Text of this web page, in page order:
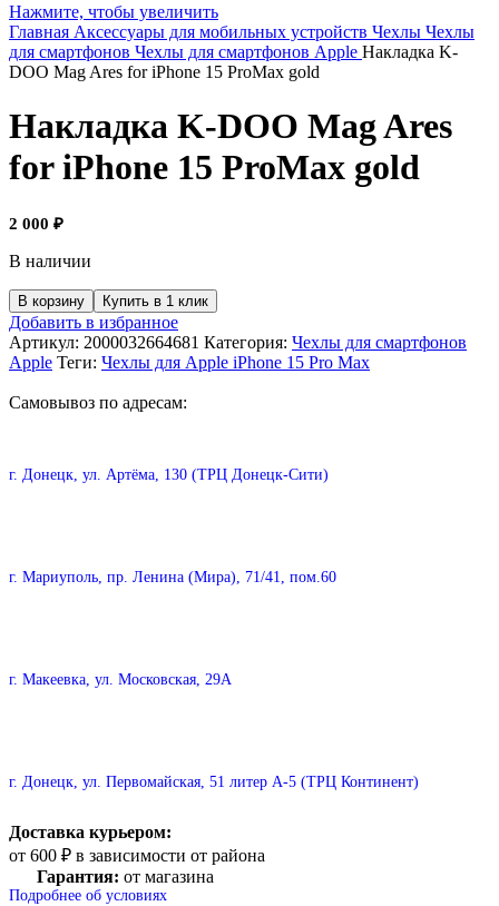
Нажмите, чтобы увеличить
Главная Аксессуары для мобильных устройств Чехлы Чехлы
для смартфонов Чехлы для смартфонов Apple Накладка K-
DOO Mag Ares for iPhone 15 ProMax gold
Накладка K-DOO Mag Ares
for iPhone 15 ProMax gold
2 000 ₽
В наличии
В корзину Купить в 1 клик
Добавить в избранное
Артикул: 2000032664681 Категория: Чехлы для смартфонов
Apple Теги: Чехлы для Apple iPhone 15 Pro Max
Самовывоз по адресам:
г. Донецк, ул. Артёма, 130 (ТРЦ Донецк-Сити)
г. Мариуполь, пр. Ленина (Мира), 71/41, пом.60
г. Макеевка, ул. Московская, 29А
г. Донецк, ул. Первомайская, 51 литер А-5 (ТРЦ Континент)
Доставка курьером:
от 600 ₽ в зависимости от района
Гарантия: от магазина
Подробнее об условиях